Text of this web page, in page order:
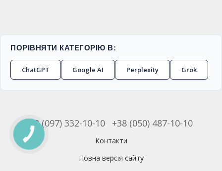
ПОРІВНЯТИ КАТЕГОРІЮ В:
ChatGPT Google AI Perplexity Grok
+38 (097) 332-10-10 +38 (050) 487-10-10
Контакти
Повна версія сайту